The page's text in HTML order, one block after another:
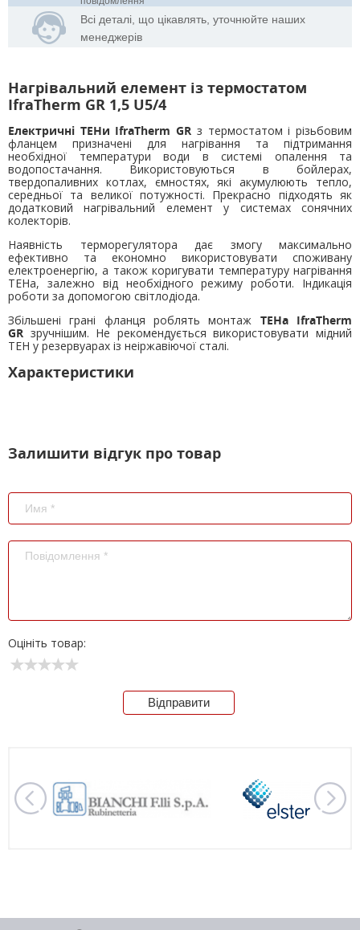
Всі деталі, що цікавлять, уточнюйте наших
менеджерів
Нагрівальний елемент із термостатом
IfraTherm GR 1,5 U5/4
Електричні ТЕНи IfraTherm GR з термостатом і різьбовим
фланцем призначені для нагрівання та підтримання
необхідної температури води в системі опалення та
водопостачання. Використовуються в бойлерах,
твердопаливних котлах, ємностях, які акумулюють тепло,
середньої та великої потужності. Прекрасно підходять як
додатковий нагрівальний елемент у системах сонячних
колекторів.
Наявність терморегулятора дає змогу максимально
ефективно та економно використовувати споживану
електроенергію, а також коригувати температуру нагрівання
ТЕНа, залежно від необхідного режиму роботи. Індикація
роботи за допомогою світлодіода.
Збільшені грані фланця роблять монтаж ТЕНа IfraTherm
GR зручнішим. Не рекомендується використовувати мідний
ТЕН у резервуарах із неіржавіючої сталі.
Характеристики
Залишити відгук про товар
Оцініть товар:
Відправити